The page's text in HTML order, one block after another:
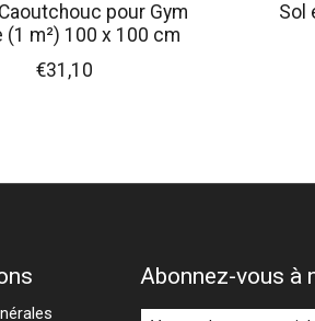
pour Gym
(1 m²) 100 x 100 cm
€31,10
Sol
Abonnez-vous à